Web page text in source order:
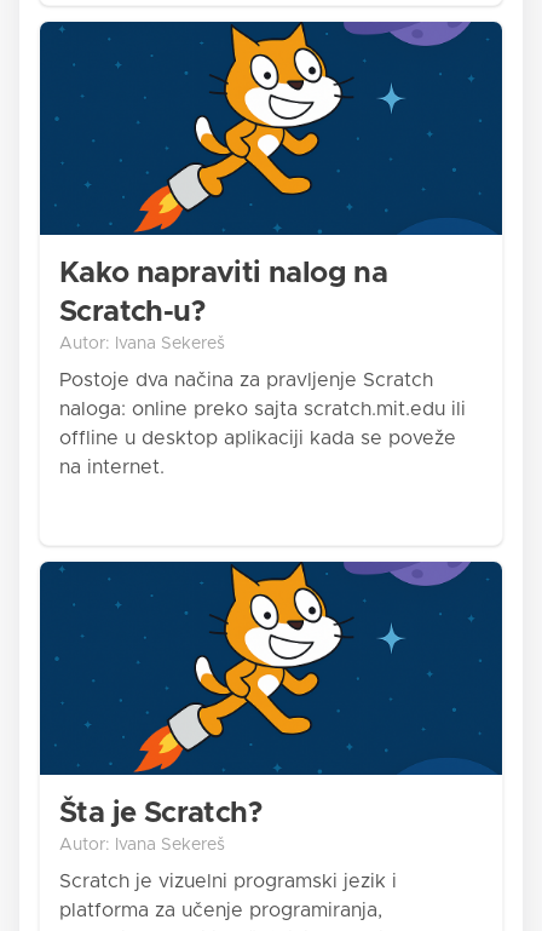
Kako napraviti nalog na
Scratch-u?
Autor: Ivana Sekereš
Postoje dva načina za pravljenje Scratch
naloga: online preko sajta scratch.mit.edu ili
offline u desktop aplikaciji kada se poveže
na internet.
Šta je Scratch?
Autor: Ivana Sekereš
Scratch je vizuelni programski jezik i
platforma za učenje programiranja,